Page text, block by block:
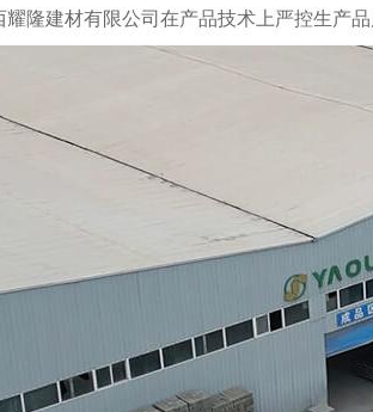
耀隆建材有限公司在产品技术上严控生产